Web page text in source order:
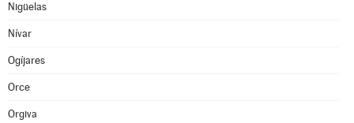
Nigüelas
Nívar
Ogíjares
Orce
Orgiva